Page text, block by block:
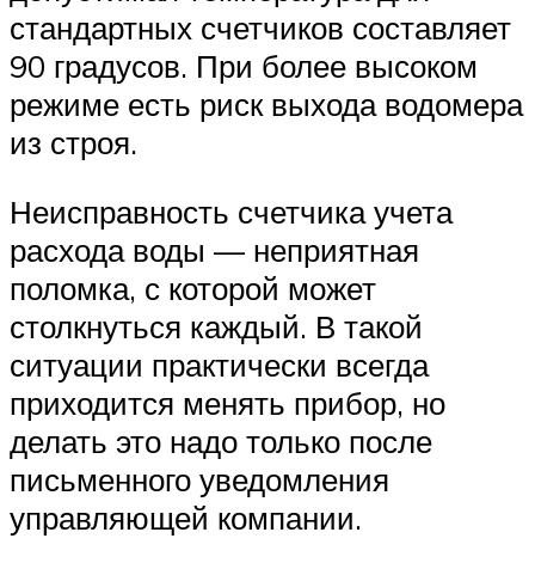
стандартных счетчиков составляет
90 градусов. При более высоком
режиме есть риск выхода водомера
из строя.
Неисправность счетчика учета
расхода воды — неприятная
поломка, с которой может
столкнуться каждый. В такой
ситуации практически всегда
приходится менять прибор, но
делать это надо только после
письменного уведомления
управляющей компании.